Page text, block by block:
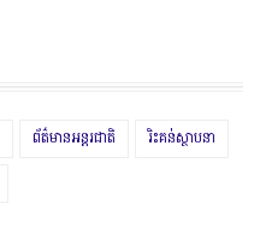
ព័ត៌មានអន្តរជាតិ រិះគន់ស្ថាបនា